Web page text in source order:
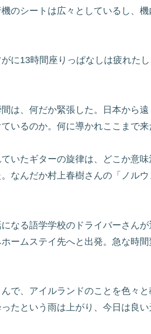
のシートは広々としているし、機
に13時間座りっぱなしは疲れた
は、何だか緊張した。日本から
いるのか。何に導かれここまで来
いたギターの旋律は、どこか意味
なんだか村上春樹さんの「ノル
なる語学学校のドライバーさんが
ームステイ先へと出発。急な時
で、アイルランドのことを色々
たという雨は上がり、今日は良